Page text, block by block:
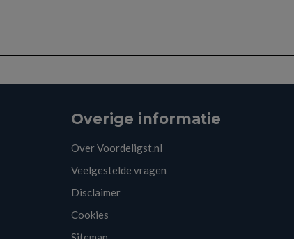
Overige informatie
Over Voordeligst.nl
Veelgestelde vragen
Disclaimer
Cookies